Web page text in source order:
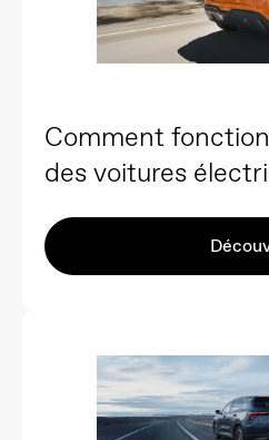
Comment
des voitures